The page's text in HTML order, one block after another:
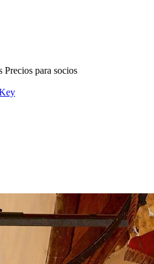
Precios para socios